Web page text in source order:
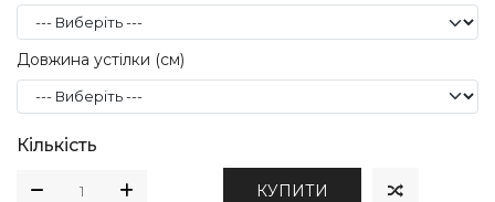
Довжина устілки (см)
Кількість
КУПИТИ